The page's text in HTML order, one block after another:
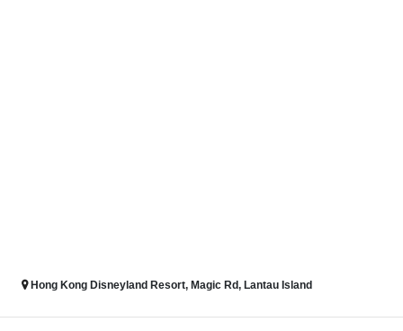
Hong Kong Disneyland Resort, Magic Rd, Lantau Island